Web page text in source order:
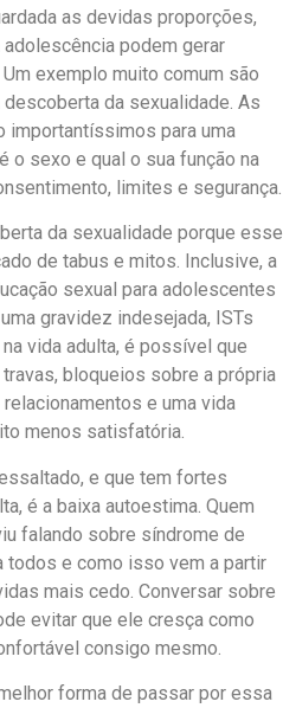
as devidas proporções,
podem gerar
exemplo muito comum são
da sexualidade. As
importantíssimos para uma
o sexo e qual o sua função na
limites e segurança.
da sexualidade porque esse
de tabus e mitos. Inclusive, a
sexual para adolescentes
gravidez indesejada, ISTs
vida adulta, é possível que
bloqueios sobre a própria
e uma vida
menos satisfatória.
e que tem fortes
é a baixa autoestima. Quem
falando sobre síndrome de
todos e como isso vem a partir
mais cedo. Conversar sobre
evitar que ele cresça como
consigo mesmo.
forma de passar por essa